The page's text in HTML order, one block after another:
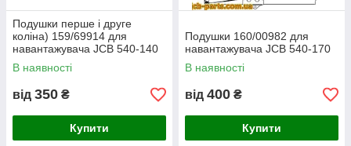
Подушки перше і друге
коліна) 159/69914 для
навантажувача JCB 540-140
В наявності
від 350 ₴
Купити
Подушки 160/00982 для
навантажувача JCB 540-170
В наявності
від 400 ₴
Купити